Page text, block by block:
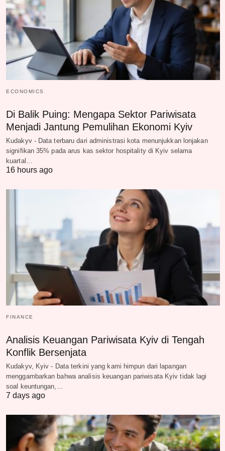
ECONOMICS
Di Balik Puing: Mengapa Sektor Pariwisata
Menjadi Jantung Pemulihan Ekonomi Kyiv
Kudakyv - Data terbaru dari administrasi kota menunjukkan lonjakan
signifikan 35% pada arus kas sektor hospitality di Kyiv selama
kuartal…
16 hours ago
FINANCE
Analisis Keuangan Pariwisata Kyiv di Tengah
Konflik Bersenjata
Kudakyv, Kyiv - Data terkini yang kami himpun dari lapangan
menggambarkan bahwa analisis keuangan pariwisata Kyiv tidak lagi
soal keuntungan,…
7 days ago